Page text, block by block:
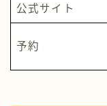
公式サイト
予約